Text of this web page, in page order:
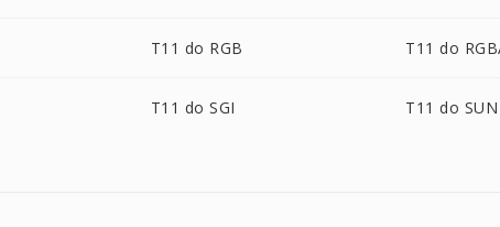
T11 do RGB T11 do
T11 do SGI T11 do SUN